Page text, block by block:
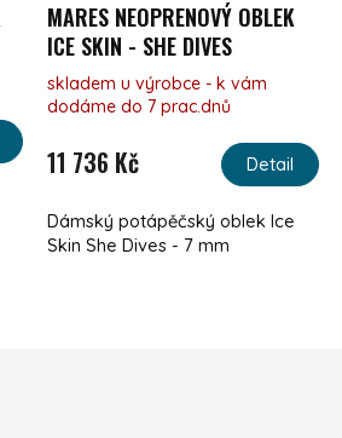
MARES NEOPRENOVÝ OBLEK
ICE SKIN - SHE DIVES
skladem u výrobce - k vám
dodáme do 7 prac.dnů
11 736 Kč Detail
Dámský potápěčský oblek Ice
Skin She Dives - 7 mm